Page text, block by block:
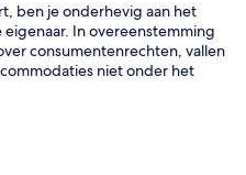
ben je onderhevig aan het
In overeenstemming
consumentenrechten, vallen
niet onder het